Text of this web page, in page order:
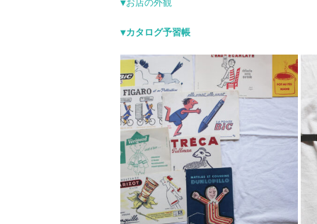
▼お店の外観
▼カタログ予習帳